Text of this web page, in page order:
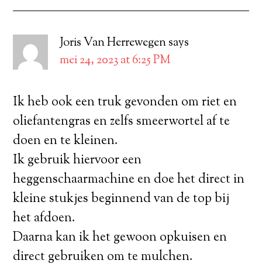
Joris Van Herrewegensays
mei 24, 2023 at 6:25 PM
Ik heb ook een truk gevonden om riet en
oliefantengras en zelfs smeerwortel af te
doen en te kleinen.
Ik gebruik hiervoor een
heggenschaarmachine en doe het direct in
kleine stukjes beginnend van de top bij
het afdoen.
Daarna kan ik het gewoon opkuisen en
direct gebruiken om te mulchen.